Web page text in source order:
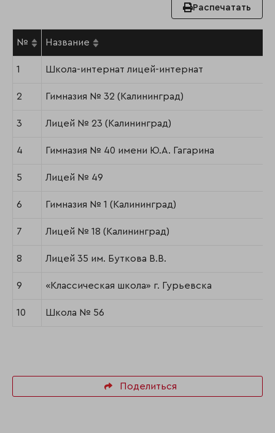
Распечатать
№ Название
1 Школа-интернат лицей-интернат
2 Гимназия № 32 (Калининград)
3 Лицей № 23 (Калининград)
4 Гимназия № 40 имени Ю.А. Гагарина
5 Лицей № 49
6 Гимназия № 1 (Калининград)
7 Лицей № 18 (Калининград)
8 Лицей 35 им. Буткова В.В.
9 «Классическая школа» г. Гурьевска
10 Школа № 56
Поделиться